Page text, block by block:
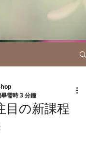
目の新課程
需時 3 分鐘